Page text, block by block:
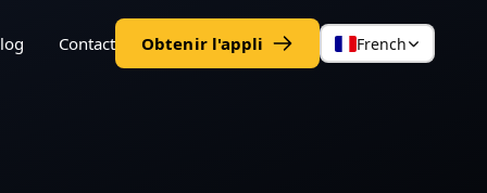
Contact Obtenir l'appli French